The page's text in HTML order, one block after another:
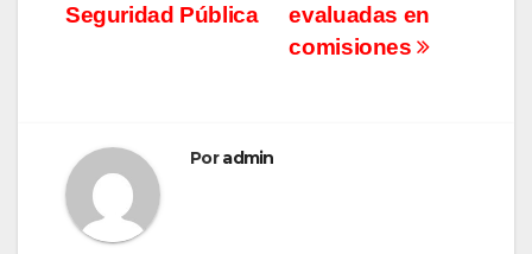
evaluadas en
comisiones
Seguridad Pública
Poradmin